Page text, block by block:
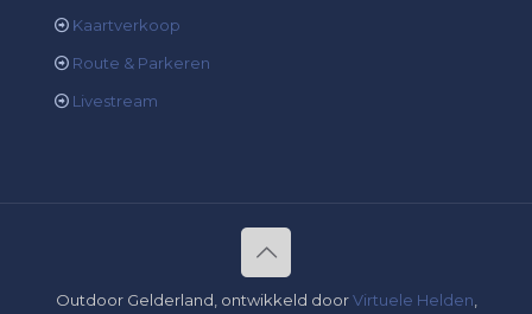
Kaartverkoop
Route & Parkeren
Livestream
Outdoor Gelderland, ontwikkeld doorVirtuele Helden